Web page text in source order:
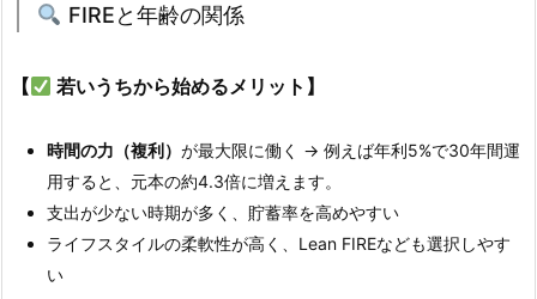
FIREと年齢の関係
【 若いうちから始めるメリット】
時間の力（複利） が最大限に働く → 例えば年利5%で30年間運
用すると、元本の約4.3倍に増えます。
支出が少ない時期が多く、貯蓄率を高めやすい
ライフスタイルの柔軟性が高く、Lean FIREなども選択しやす
い